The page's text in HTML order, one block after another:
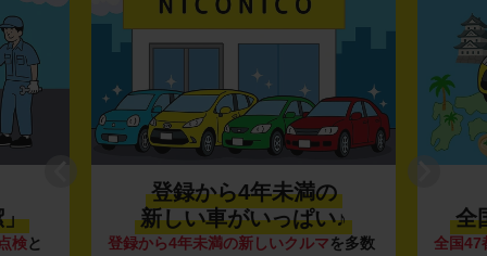
」
検と
登録から4年未満の
新しい車がいっぱい♪
登録から4年未満の新しいクルマを多数
全
全国47